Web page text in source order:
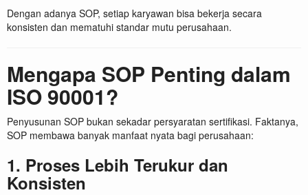
Dengan adanya SOP, setiap karyawan bisa bekerja secara
konsisten dan mematuhi standar mutu perusahaan.
Mengapa SOP Penting dalam
ISO 90001?
Penyusunan SOP bukan sekadar persyaratan sertifikasi. Faktanya,
SOP membawa banyak manfaat nyata bagi perusahaan:
1. Proses Lebih Terukur dan
Konsisten